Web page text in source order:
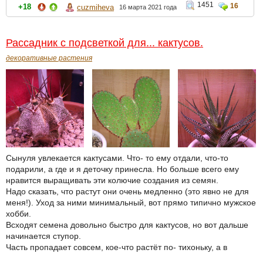
+18 cuzmiheva 16 марта 2021 года 1451 16
Рассадник с подсветкой для... кактусов.
декоративные растения
Сынуля увлекается кактусами. Что- то ему отдали, что-то
подарили, а где и я деточку принесла. Но больше всего ему
нравится выращивать эти колючие создания из семян.
Надо сказать, что растут они очень медленно (это явно не для
меня!). Уход за ними минимальный, вот прямо типично мужское
хобби.
Всходят семена довольно быстро для кактусов, но вот дальше
начинается ступор.
Часть пропадает совсем, кое-что растёт по- тихоньку, а в